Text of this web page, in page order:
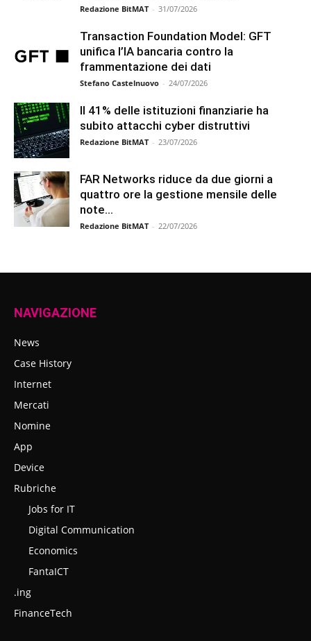
Redazione BitMAT - 31/07/2026
Transaction Foundation Model: GFT
unifica l’IA bancaria contro la
frammentazione dei dati
Stefano Castelnuovo - 24/07/2026
Il 41% delle istituzioni finanziarie ha
subito attacchi cyber distruttivi
Redazione BitMAT - 23/07/2026
FAR Networks riduce da due giorni a
quattro ore la gestione mensile delle
note...
Redazione BitMAT - 22/07/2026
NAVIGAZIONE
News
Case History
Internet
Mercati
Nomine
App
Device
Rubriche
Jobs for IT
Digital Communication
Economics
FantaICT
.ing
FinanceTech